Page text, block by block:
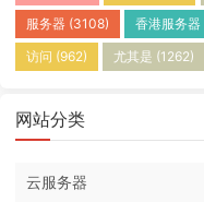
服务器 (3108) 香港服务器
访问 (962) 尤其是 (1262)
网站分类
云服务器